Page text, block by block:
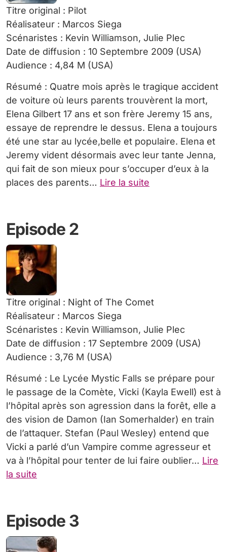
Titre original : Pilot
Réalisateur : Marcos Siega
Scénaristes : Kevin Williamson, Julie Plec
Date de diffusion : 10 Septembre 2009 (USA)
Audience : 4,84 M (USA)
Résumé : Quatre mois après le tragique accident
de voiture où leurs parents trouvèrent la mort,
Elena Gilbert 17 ans et son frère Jeremy 15 ans,
essaye de reprendre le dessus. Elena a toujours
été une star au lycée,belle et populaire. Elena et
Jeremy vident désormais avec leur tante Jenna,
qui fait de son mieux pour s’occuper d’eux à la
places des parents… Lire la suite
Episode 2
Titre original : Night of The Comet
Réalisateur : Marcos Siega
Scénaristes : Kevin Williamson, Julie Plec
Date de diffusion : 17 Septembre 2009 (USA)
Audience : 3,76 M (USA)
Résumé : Le Lycée Mystic Falls se prépare pour
le passage de la Comète, Vicki (Kayla Ewell) est à
l’hôpital après son agression dans la forêt, elle a
des vision de Damon (Ian Somerhalder) en train
de l’attaquer. Stefan (Paul Wesley) entend que
Vicki a parlé d’un Vampire comme agresseur et
va à l’hôpital pour tenter de lui faire oublier… Lire
la suite
Episode 3